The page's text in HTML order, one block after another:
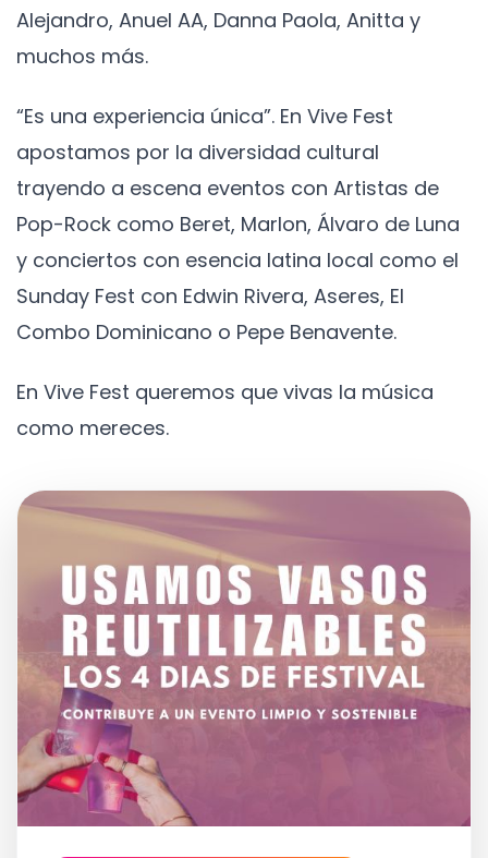
Alejandro, Anuel AA, Danna Paola, Anitta y
muchos más.
“Es una experiencia única”. En Vive Fest
apostamos por la diversidad cultural
trayendo a escena eventos con Artistas de
Pop-Rock como Beret, Marlon, Álvaro de Luna
y conciertos con esencia latina local como el
Sunday Fest con Edwin Rivera, Aseres, El
Combo Dominicano o Pepe Benavente.
En Vive Fest queremos que vivas la música
como mereces.